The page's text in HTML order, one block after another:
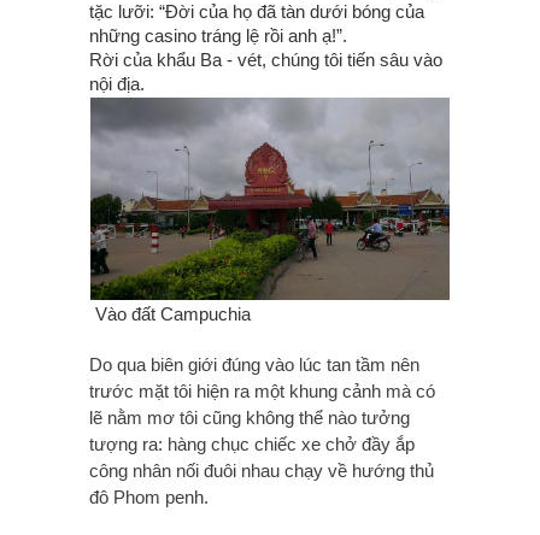
tặc lưỡi: “Đời của họ đã tàn dưới bóng của
những casino tráng lệ rồi anh ạ!”.
Rời của khẩu Ba - vét, chúng tôi tiến sâu vào
nội địa.
Vào đất Campuchia
Do qua biên giới đúng vào lúc tan tầm nên
trước mặt tôi hiện ra một khung cảnh mà có
lẽ nằm mơ tôi cũng không thể nào tưởng
tượng ra: hàng chục chiếc xe chở đầy ắp
công nhân nối đuôi nhau chạy về hướng thủ
đô Phom penh.